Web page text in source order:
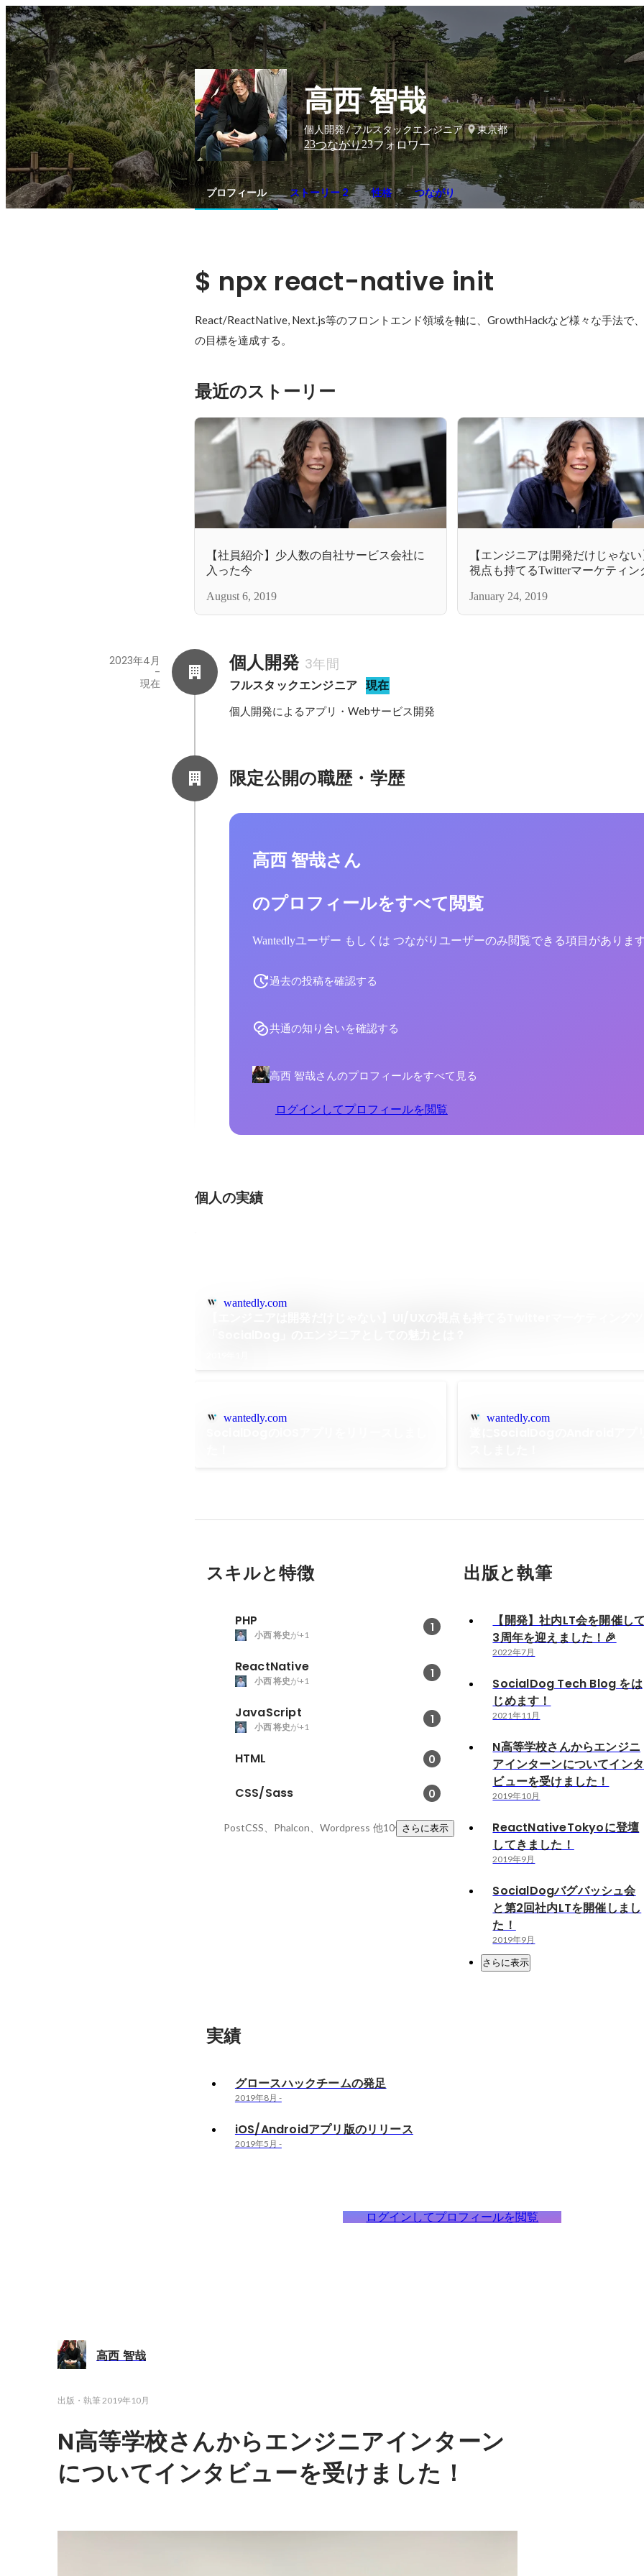
高西 智哉
個人開発 / フルスタックエンジニア
東京都
23つながり23フォロワー
プロフィール ストーリー 2 性格 つながり
$ npx react-native init
React/ReactNative, Next.js等のフロントエンド領域を軸に、GrowthHackなど様々な手法で
の目標を達成する。
最近のストーリー
【社員紹介】少人数の自社サービス会社に
入った今
August 6, 2019
【エンジニアは開発だけじゃな
視点も持てるTwitterマーケティン
は？
January 24, 2019
個人開発 3年間
フルスタックエンジニア 現在
2023年4月
-
現在
個人開発によるアプリ・Webサービス開発
限定公開の職歴・学歴
高西 智哉さん
のプロフィールをすべて閲覧
Wantedlyユーザー もしくは つながりユーザーのみ閲覧できる項目がありま
過去の投稿を確認する
共通の知り合いを確認する
高西 智哉さんのプロフィールをすべて見る
ログインしてプロフィールを閲覧
個人の実績
wantedly.com
wantedly.com wantedly.com
スキルと特徴
PHP 1
小西 将史が+1
ReactNative 1
小西 将史が+1
JavaScript 1
小西 将史が+1
HTML 0
CSS/Sass 0
PostCSS、Phalcon、Wordpress 他10件さらに表示
出版と執筆
【開発】社内LT会を開催し
3周年を迎えました！🎉
2022年7月
SocialDog Tech Blog をは
じめます！
2021年11月
N高等学校さんからエンジニ
アインターンについてインタ
ビューを受けました！
2019年10月
ReactNativeTokyoに登壇
してきました！
2019年9月
SocialDogバグバッシュ会
と第2回社内LTを開催しまし
た！
2019年9月
さらに表示
実績
グロースハックチームの発足
2019年8月 -
iOS/Androidアプリ版のリリース
2019年5月 -
ログインしてプロフィールを閲覧
高西 智哉
出版・執筆2019年10月
N高等学校さんからエンジニアインターン
についてインタビューを受けました！